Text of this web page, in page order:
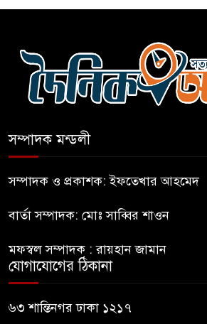
আহত-১০
বন্যায়
চালাচ্ছেন
জুলাই জাদুঘরে
সম্পাদক মন্ডলী
সম্পাদক ও প্রকাশক: ইফতেখার আহমেদ
বার্তা সম্পাদক: মোঃ সাব্বির শাওন
মফস্বল সম্পাদক : রায়হান জামান
যোগাযোগের ঠিকানা
৬৩ শান্তিনগর ঢাকা ১২১৭